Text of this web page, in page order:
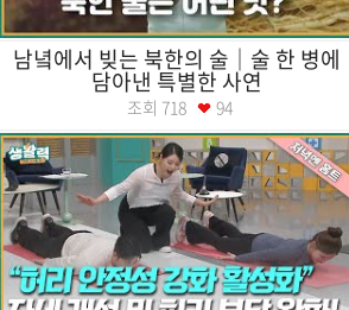
남녘에서 빚는 북한의 술｜술 한 병에
담아낸 특별한 사연
조회 718 94